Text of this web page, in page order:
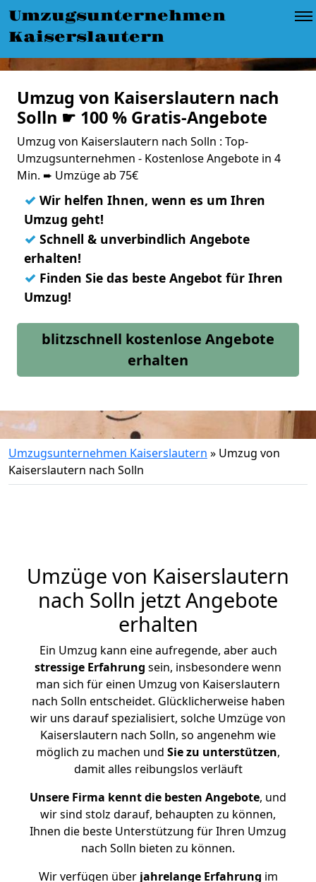
Umzugsunternehmen
Kaiserslautern
Umzug von Kaiserslautern nach
Solln ☛ 100 % Gratis-Angebote
Umzug von Kaiserslautern nach Solln : Top-
Umzugsunternehmen - Kostenlose Angebote in 4
Min. ➨ Umzüge ab 75€
✓ Wir helfen Ihnen, wenn es um Ihren
Umzug geht!
✓ Schnell & unverbindlich Angebote
erhalten!
✓ Finden Sie das beste Angebot für Ihren
Umzug!
blitzschnell kostenlose Angebote
erhalten
Umzugsunternehmen Kaiserslautern » Umzug von
Kaiserslautern nach Solln
Umzüge von Kaiserslautern
nach Solln jetzt Angebote
erhalten
Ein Umzug kann eine aufregende, aber auch
stressige Erfahrung sein, insbesondere wenn
man sich für einen Umzug von Kaiserslautern
nach Solln entscheidet. Glücklicherweise haben
wir uns darauf spezialisiert, solche Umzüge von
Kaiserslautern nach Solln, so angenehm wie
möglich zu machen und Sie zu unterstützen,
damit alles reibungslos verläuft
Unsere Firma kennt die besten Angebote, und
wir sind stolz darauf, behaupten zu können,
Ihnen die beste Unterstützung für Ihren Umzug
nach Solln bieten zu können.
Wir verfügen überjahrelange Erfahrung im